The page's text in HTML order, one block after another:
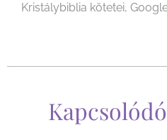
Kristálybiblia kötetei,